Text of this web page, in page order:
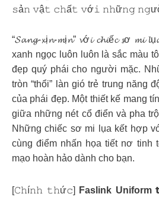
𝚜ả𝚗 𝚟ậ𝚝 𝚌𝚑ấ𝚝 𝚟ớ𝚒 𝚗𝚑ữ𝚗𝚐
“𝓢𝓪𝓷𝓰-𝔁ị𝓷-𝓶ị𝓷” 𝓿ớ𝓲 𝓬𝓱𝓲ế𝓬 𝓼ơ 𝓶𝓲
xanh ngọc luôn luôn là sắc màu
đẹp quý phái cho người mặc.
tròn “thổi” làn gió trẻ trung năng
của phái đẹp. Một thiết kế mang
giữa những nét cổ điển và pha
Những chiếc sơ mi lụa kết hợp
cùng điểm nhấn họa tiết nơ tinh
mạo hoàn hảo dành cho bạn.
[𝙲𝚑í𝚗𝚑 𝚝𝚑ứ𝚌] Faslink Uniform